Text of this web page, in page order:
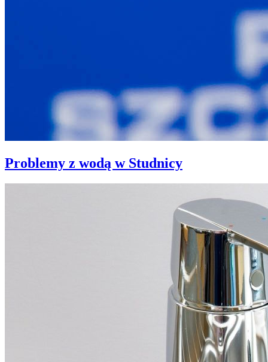
Problemy z wodą w Studnicy